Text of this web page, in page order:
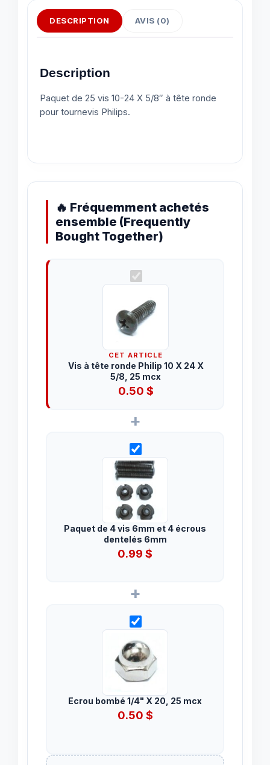
DESCRIPTION AVIS (0)
Description
Paquet de 25 vis 10-24 X 5/8″ à tête ronde
pour tournevis Philips.
🔥 Fréquemment achetés
ensemble (Frequently
Bought Together)
CET ARTICLE
Vis à tête ronde Philip 10 X 24 X
5/8, 25 mcx
0.50 $
+
Paquet de 4 vis 6mm et 4 écrous
dentelés 6mm
0.99 $
+
Ecrou bombé 1/4" X 20, 25 mcx
0.50 $